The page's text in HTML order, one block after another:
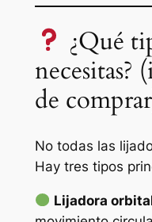
¿Qué
necesitas?
de
No todas las
Hay tres tipos
Lijadora